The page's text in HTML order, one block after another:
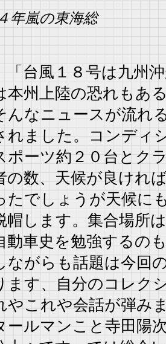
年嵐の東海総
「台風１８号は九州
本州上陸の恐れもあ
んなニュースが流れ
れました。コンディ
ポーツ約２０台とク
の数、天候が良けれ
たでしょうが天候に
帽します。集合場所
動車史を勉強するの
ながらも話題は今回
ます、自分のコレク
やこれや会話が弾み
ールマンこと寺田陽